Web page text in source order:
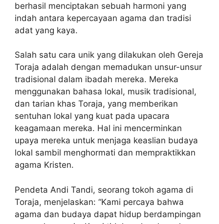
berhasil menciptakan sebuah harmoni yang
indah antara kepercayaan agama dan tradisi
adat yang kaya.
Salah satu cara unik yang dilakukan oleh Gereja
Toraja adalah dengan memadukan unsur-unsur
tradisional dalam ibadah mereka. Mereka
menggunakan bahasa lokal, musik tradisional,
dan tarian khas Toraja, yang memberikan
sentuhan lokal yang kuat pada upacara
keagamaan mereka. Hal ini mencerminkan
upaya mereka untuk menjaga keaslian budaya
lokal sambil menghormati dan mempraktikkan
agama Kristen.
Pendeta Andi Tandi, seorang tokoh agama di
Toraja, menjelaskan: “Kami percaya bahwa
agama dan budaya dapat hidup berdampingan